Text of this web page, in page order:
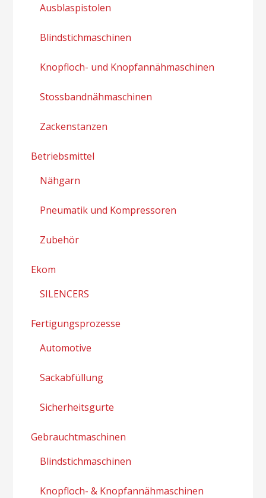
Ausblaspistolen
Blindstichmaschinen
Knopfloch- und Knopfannähmaschinen
Stossbandnähmaschinen
Zackenstanzen
Betriebsmittel
Nähgarn
Pneumatik und Kompressoren
Zubehör
Ekom
SILENCERS
Fertigungsprozesse
Automotive
Sackabfüllung
Sicherheitsgurte
Gebrauchtmaschinen
Blindstichmaschinen
Knopfloch- & Knopfannähmaschinen